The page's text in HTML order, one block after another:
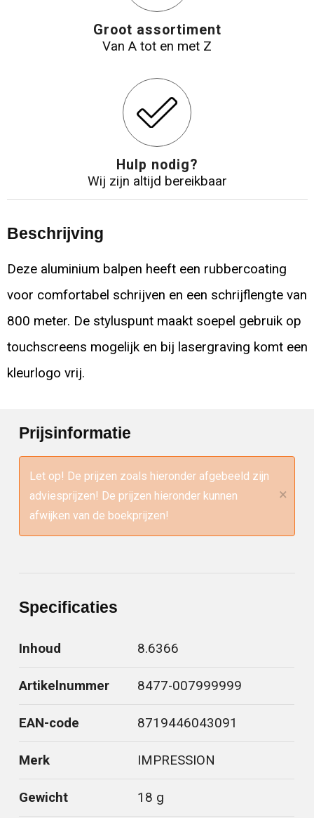
Groot assortiment
Van A tot en met Z
Hulp nodig?
Wij zijn altijd bereikbaar
Beschrijving
Deze aluminium balpen heeft een rubbercoating
voor comfortabel schrijven en een schrijflengte van
800 meter. De styluspunt maakt soepel gebruik op
touchscreens mogelijk en bij lasergraving komt een
kleurlogo vrij.
Prijsinformatie
Let op! De prijzen zoals hieronder afgebeeld zijn
adviesprijzen! De prijzen hieronder kunnen
afwijken van de boekprijzen!
×
Specificaties
Inhoud 8.6366
Artikelnummer 8477-007999999
EAN-code 8719446043091
Merk IMPRESSION
Gewicht 18 g